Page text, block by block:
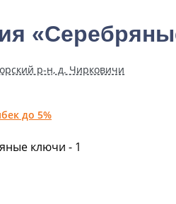
р-н, д. Чирковичи
до 5%